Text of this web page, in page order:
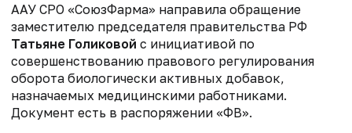
ААУ СРО «СоюзФарма» направила обращение
заместителю председателя правительства РФ
Татьяне Голиковой с инициативой по
совершенствованию правового регулирования
оборота биологически активных добавок,
назначаемых медицинскими работниками.
Документ есть в распоряжении «ФВ».